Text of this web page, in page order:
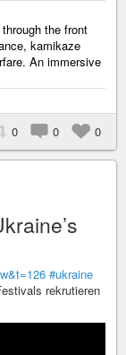
the front
kamikaze
An immersive
0 0 0
#ukraine
rekrutieren